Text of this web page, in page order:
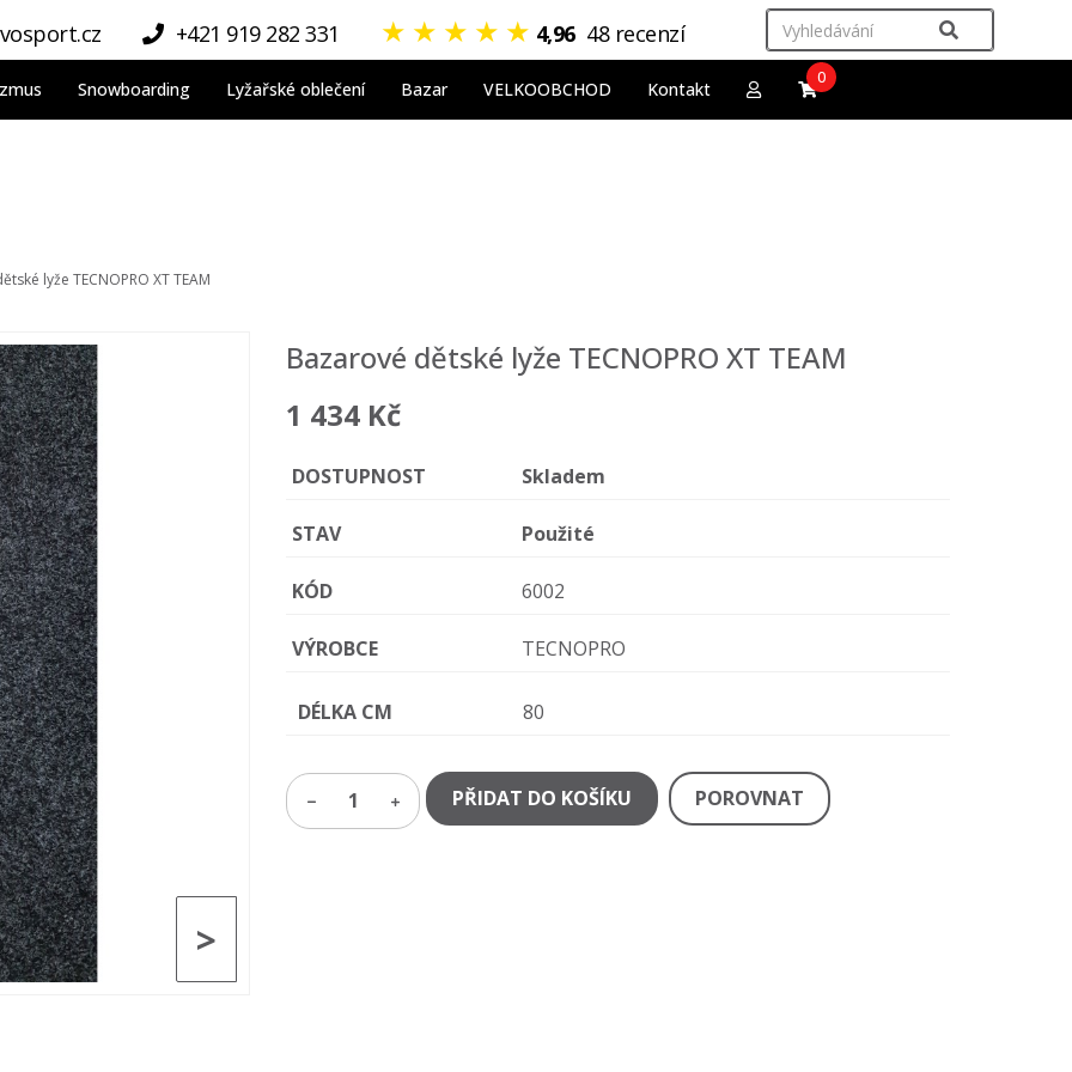
+421 919 282 331 ★ ★ ★ ★ ★ 4,96 48 recenzí
Snowboarding Lyžařské oblečení Bazar VELKOOBCHOD Kontakt
0
lyže TECNOPRO XT TEAM
>
Bazarové dětské lyže TECNOPRO XT TEAM
1 434 Kč
DOSTUPNOST Skladem
STAV Použité
KÓD 6002
VÝROBCE TECNOPRO
DÉLKA CM 80
1 PŘIDAT DO KOŠÍKU POROVNAT